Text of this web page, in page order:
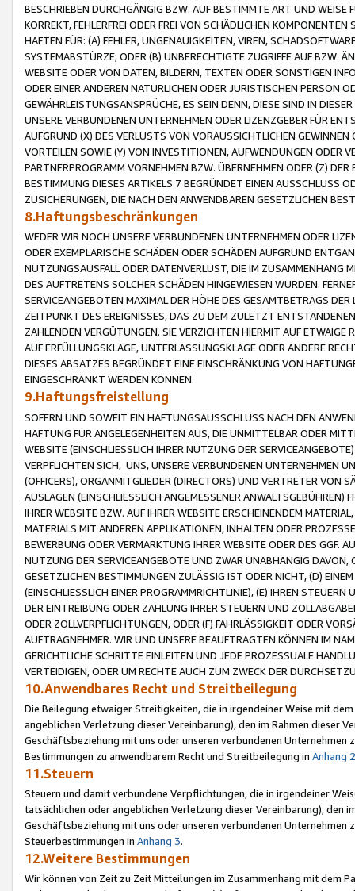
BESCHRIEBEN DURCHGÄNGIG BZW. AUF BESTIMMTE ART UND
KORREKT, FEHLERFREI ODER FREI VON SCHÄDLICHEN
HAFTEN FÜR: (A) FEHLER, UNGENAUIGKEITEN, VIREN,
SYSTEMABSTÜRZE; ODER (B) UNBERECHTIGTE ZUGRIFFE AUF BZW.
WEBSITE ODER VON DATEN, BILDERN, TEXTEN ODER SONSTIGEN
ODER EINER ANDEREN NATÜRLICHEN ODER JURISTISCHEN PERSON
GEWÄHRLEISTUNGSANSPRÜCHE, ES SEIN DENN, DIESE SIND IN
UNSERE VERBUNDENEN UNTERNEHMEN ODER LIZENZGEBER FÜR
AUFGRUND (X) DES VERLUSTS VON VORAUSSICHTLICHEN
VORTEILEN SOWIE (Y) VON INVESTITIONEN, AUFWENDUNGEN ODER
PARTNERPROGRAMM VORNEHMEN BZW. ÜBERNEHMEN ODER (Z)
BESTIMMUNG DIESES ARTIKELS 7 BEGRÜNDET EINEN AUSSCHLUSS
ZUSICHERUNGEN, DIE NACH DEN ANWENDBAREN GESETZLICHEN
8.Haftungsbeschränkungen
WEDER WIR NOCH UNSERE VERBUNDENEN UNTERNEHMEN ODER
ODER EXEMPLARISCHE SCHÄDEN ODER SCHÄDEN AUFGRUND
NUTZUNGSAUSFALL ODER DATENVERLUST, DIE IM ZUSAMMENHANG
DES AUFTRETENS SOLCHER SCHÄDEN HINGEWIESEN WURDEN.
SERVICEANGEBOTEN MAXIMAL DER HÖHE DES GESAMTBETRAGS
ZEITPUNKT DES EREIGNISSES, DAS ZU DEM ZULETZT
ZAHLENDEN VERGÜTUNGEN. SIE VERZICHTEN HIERMIT AUF
AUF ERFÜLLUNGSKLAGE, UNTERLASSUNGSKLAGE ODER ANDERE
DIESES ABSATZES BEGRÜNDET EINE EINSCHRÄNKUNG VON
EINGESCHRÄNKT WERDEN KÖNNEN.
9.Haftungsfreistellung
SOFERN UND SOWEIT EIN HAFTUNGSAUSSCHLUSS NACH DEN
HAFTUNG FÜR ANGELEGENHEITEN AUS, DIE UNMITTELBAR ODER
WEBSITE (EINSCHLIESSLICH IHRER NUTZUNG DER
VERPFLICHTEN SICH, UNS, UNSERE VERBUNDENEN UNTERNEHMEN
(OFFICERS), ORGANMITGLIEDER (DIRECTORS) UND VERTRETER VON
AUSLAGEN (EINSCHLIESSLICH ANGEMESSENER
IHRER WEBSITE BZW. AUF IHRER WEBSITE ERSCHEINENDEM
MATERIALS MIT ANDEREN APPLIKATIONEN, INHALTEN ODER
BEWERBUNG ODER VERMARKTUNG IHRER WEBSITE ODER DES GGF.
NUTZUNG DER SERVICEANGEBOTE UND ZWAR UNABHÄNGIG
GESETZLICHEN BESTIMMUNGEN ZULÄSSIG IST ODER NICHT, (D)
(EINSCHLIESSLICH EINER PROGRAMMRICHTLINIE), (E) IHREN
DER EINTREIBUNG ODER ZAHLUNG IHRER STEUERN UND
ODER ZOLLVERPFLICHTUNGEN, ODER (F) FAHRLÄSSIGKEIT ODER
AUFTRAGNEHMER. WIR UND UNSERE BEAUFTRAGTEN KÖNNEN IM
GERICHTLICHE SCHRITTE EINLEITEN UND JEDE PROZESSUALE
VERTEIDIGEN, ODER UM RECHTE AUCH ZUM ZWECK DER
10.Anwendbares Recht und Streitbeilegung
Die Beilegung etwaiger Streitigkeiten, die in irgendeiner Weise mit
angeblichen Verletzung dieser Vereinbarung), den im Rahmen dieser
Geschäftsbeziehung mit uns oder unseren verbundenen
Bestimmungen zu anwendbarem Recht und Streitbeilegung in Anhang 2
11.Steuern
Steuern und damit verbundene Verpflichtungen, die in irgendeiner
tatsächlichen oder angeblichen Verletzung dieser Vereinbarung), den
Geschäftsbeziehung mit uns oder unseren verbundenen
Steuerbestimmungen in Anhang 3.
12.Weitere Bestimmungen
Wir können von Zeit zu Zeit Mitteilungen im Zusammenhang mit dem